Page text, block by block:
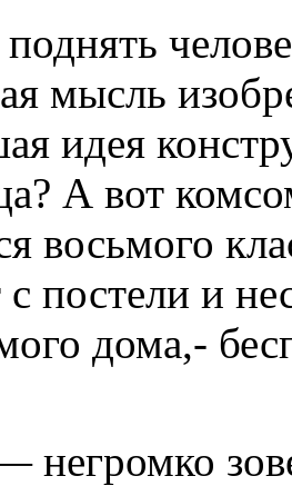
мысль
идея
А вот
восьмого
постели и
дома,-